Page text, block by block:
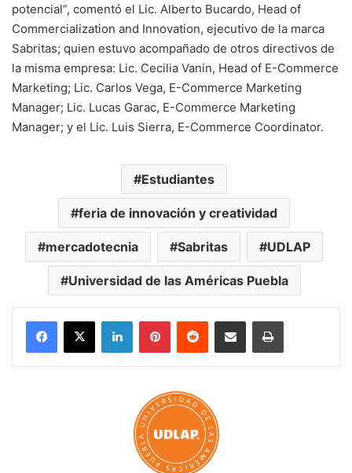
potencial”, comentó el Lic. Alberto Bucardo, Head of
Commercialization and Innovation, ejecutivo de la marca
Sabritas; quien estuvo acompañado de otros directivos de
la misma empresa: Lic. Cecilia Vanin, Head of E-Commerce
Marketing; Lic. Carlos Vega, E-Commerce Marketing
Manager; Lic. Lucas Garac, E-Commerce Marketing
Manager; y el Lic. Luis Sierra, E-Commerce Coordinator.
Estudiantes
feria de innovación y creatividad
mercadotecnia Sabritas UDLAP
Universidad de las Américas Puebla
LinkedInPinterestReddit Share via Email Print